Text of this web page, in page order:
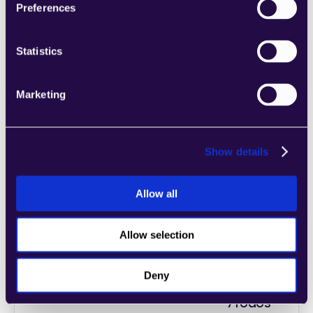
Preferences
Statistics
Marketing
Show details
Allow all
Allow selection
Deny
Learn more
4Dem
المتنامي.
7todos